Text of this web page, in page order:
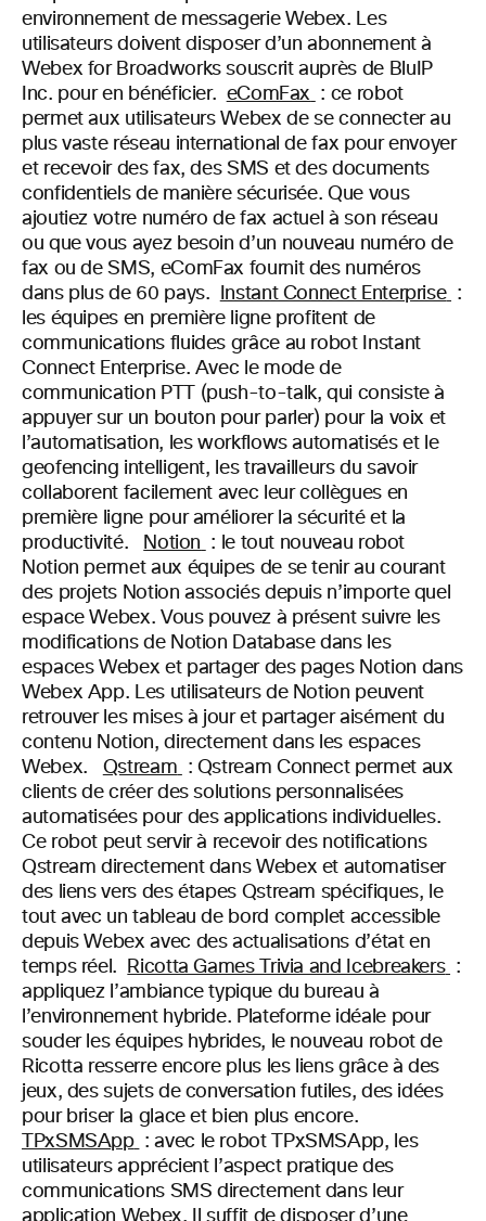
environnement de messagerie Webex. Les
utilisateurs doivent disposer d’un abonnement à
Webex for Broadworks souscrit auprès de BluIP
Inc. pour en bénéficier. eComFax
: ce robot
permet aux utilisateurs Webex de se connecter au
plus vaste réseau international de fax pour envoyer
et recevoir des fax, des SMS et des documents
confidentiels de manière sécurisée. Que vous
ajoutiez votre numéro de fax actuel à son réseau
ou que vous ayez besoin d’un nouveau numéro de
fax ou de SMS, eComFax fournit des numéros
dans plus de 60 pays.
Instant Connect Enterprise :
les équipes en première ligne profitent de
communications fluides grâce au robot Instant
Connect Enterprise. Avec le mode de
communication PTT (push-to-talk, qui consiste à
appuyer sur un bouton pour parler) pour la voix et
l’automatisation, les workflows automatisés et le
geofencing intelligent, les travailleurs du savoir
collaborent facilement avec leur collègues en
première ligne pour améliorer la sécurité et la
productivité.
Notion
: le tout nouveau robot
Notion permet aux équipes de se tenir au courant
des projets Notion associés depuis n’importe quel
espace Webex. Vous pouvez à présent suivre les
modifications de Notion Database dans les
espaces Webex et partager des pages Notion dans
Webex App. Les utilisateurs de Notion peuvent
retrouver les mises à jour et partager aisément du
contenu Notion, directement dans les espaces
Webex.
Qstream : Qstream Connect permet aux
clients de créer des solutions personnalisées
automatisées pour des applications individuelles.
Ce robot peut servir à recevoir des notifications
Qstream directement dans Webex et automatiser
des liens vers des étapes Qstream spécifiques, le
tout avec un tableau de bord complet accessible
depuis Webex avec des actualisations d’état en
temps réel.
Ricotta Games Trivia and Icebreakers :
appliquez l’ambiance typique du bureau à
l’environnement hybride. Plateforme idéale pour
souder les équipes hybrides, le nouveau robot de
Ricotta resserre encore plus les liens grâce à des
jeux, des sujets de conversation futiles, des idées
pour briser la glace et bien plus encore.
TPxSMSApp : avec le robot TPxSMSApp, les
utilisateurs apprécient l’aspect pratique des
communications SMS directement dans leur
application Webex. Il suffit de disposer d’une